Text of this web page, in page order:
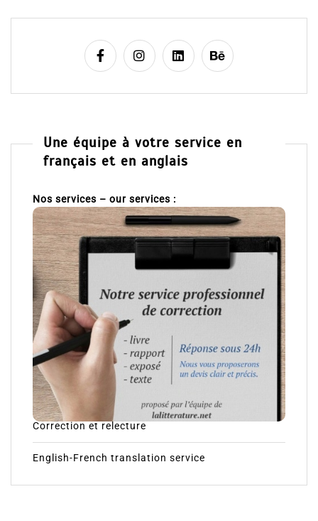
Une équipe à votre service en
français et en anglais
Nos services – our services :
Correction et relecture
English-French translation service